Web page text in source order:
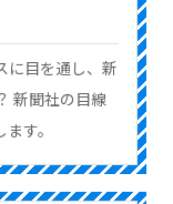
に目を通し、新
新聞社の目線
す。